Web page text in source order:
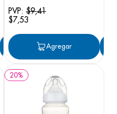
Agregar
PVP: $9,41
$7,53
Agregar
20%